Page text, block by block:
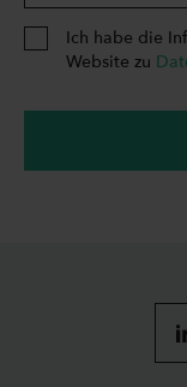
Ich habe die
Website zu